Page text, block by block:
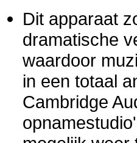
Dit apparaat
dramatische
waardoor
in een totaal
Cambridge